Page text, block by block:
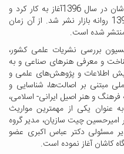
این مجله به صاحب امتیازی دانشگاه کاشان در سال 1396آغاز به کار کرد و
اولین شماره آن در بهارو تابستان سال 1396 روانه بازار نشر شد. از آن زمان
بررسی نشریات علمی کشور،
و معرفی هنرهای صناعی و به
اطلاعات و پژوهش‌های علمی و
مبتنی بر اصالت‌ها، شناسایی و
و هنر اصیل ایرانی- اسلامی،
عنوان یکی از مهمترین مواریث
امیرحسین چیت سازیان، مدیر گروه
مسئولی دکتر عباس اکبری عضو
کاشان آغاز نموده است.